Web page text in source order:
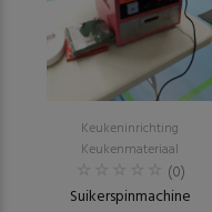
Keukeninrichting
Keukenmateriaal
(0)
Suikerspinmachine